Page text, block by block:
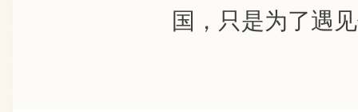
国，只是为了遇